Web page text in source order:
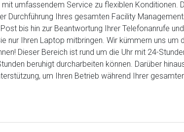
umfassendem Service zu flexiblen Konditionen.
Durchführung Ihres gesamten Facility
bis hin zur Beantwortung Ihrer Telefonanrufe
nur Ihren Laptop mitbringen. Wir kümmern uns um
Dieser Bereich ist rund um die Uhr mit 24-
beruhigt durcharbeiten können. Darüber
um Ihren Betrieb während Ihrer